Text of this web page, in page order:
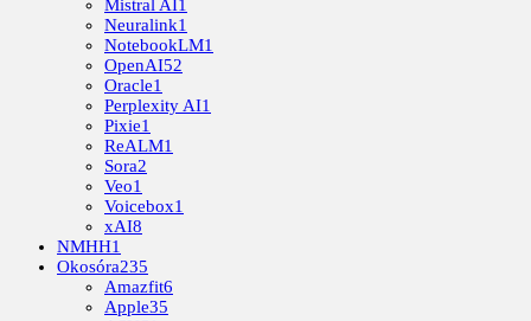
Mistral AI1
Neuralink1
NotebookLM1
OpenAI52
Oracle1
Perplexity AI1
Pixie1
ReALM1
Sora2
Veo1
Voicebox1
xAI8
NMHH1
Okosóra235
Amazfit6
Apple35